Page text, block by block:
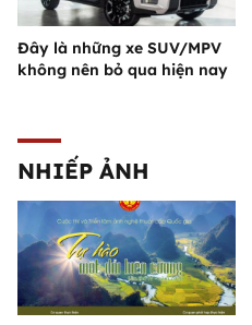
Đây là những xe SUV/MPV
không nên bỏ qua hiện nay
NHIẾP ẢNH